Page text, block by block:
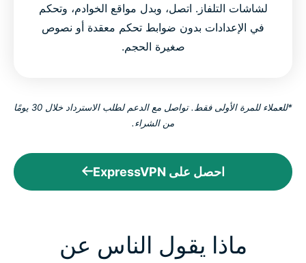
لشاشات التلفاز. اتصل، وبدل مواقع الخوادم، وتحكم
في الإعدادات بدون ضوابط تحكم معقدة أو نصوص
صغيرة الحجم.
*للعملاء للمرة الأولى فقط. تواصل مع الدعم لطلب الاسترداد خلال 30 يومًا
من الشراء.
احصل على ExpressVPN
ماذا يقول الناس عن